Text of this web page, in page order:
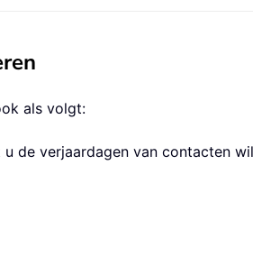
als volgt:
de verjaardagen van contacten